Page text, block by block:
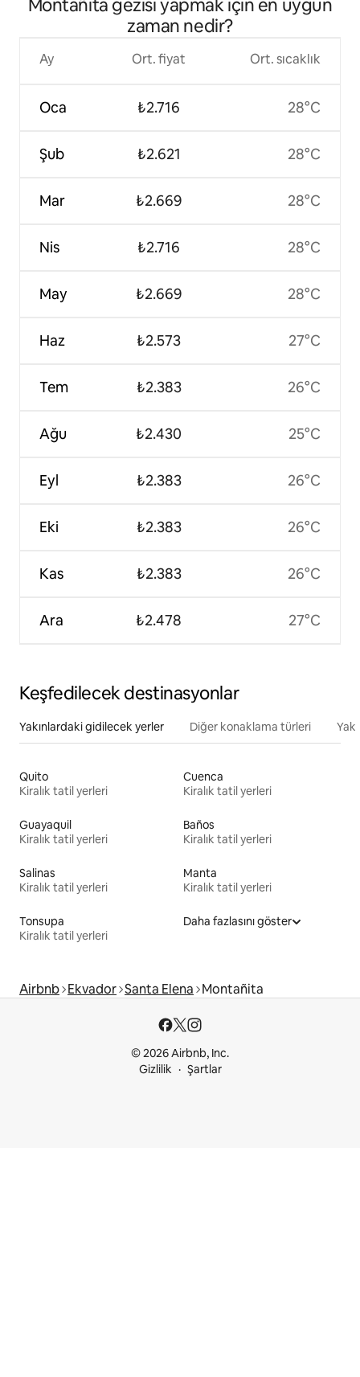
Montañita gezisi yapmak için en uygun
zaman nedir?
Ay
Oca
Şub
Mar
Nis
May
Haz
Tem
Ağu
Eyl
Eki
Kas
Ara
Ort. fiyat
₺2.716
₺2.621
₺2.669
₺2.716
₺2.669
₺2.573
₺2.383
₺2.430
₺2.383
₺2.383
₺2.383
₺2.478
Ort. sıcaklık
28°C
28°C
28°C
28°C
28°C
27°C
26°C
25°C
26°C
26°C
26°C
27°C
Keşfedilecek destinasyonlar
Yakınlardaki gidilecek yerler Diğer konaklama türleri
Quito
Kiralık tatil yerleri
Cuenca
Kiralık tatil yerleri
Guayaquil
Kiralık tatil yerleri
Baños
Kiralık tatil yerleri
Salinas
Kiralık tatil yerleri
Manta
Kiralık tatil yerleri
Tonsupa
Kiralık tatil yerleri
Daha fazlasını göster
Airbnb Ekvador Santa Elena Montañita
© 2026 Airbnb, Inc.
Gizlilik
Şartlar